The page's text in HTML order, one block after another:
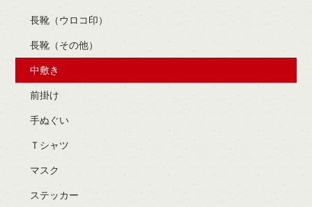
長靴（ウロコ印）
長靴（その他）
中敷き
前掛け
手ぬぐい
Ｔシャツ
マスク
ステッカー